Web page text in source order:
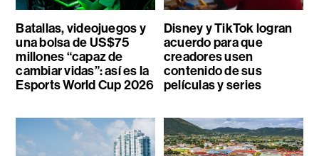
Batallas, videojuegos y
una bolsa de US$75
millones “capaz de
cambiar vidas”: así es la
Esports World Cup 2026
Disney y TikTok logran
acuerdo para que
creadores usen
contenido de sus
películas y series